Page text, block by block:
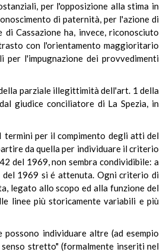
per l'opposizione alla stima in
di paternità, per l'azione di
Cassazione ha, invece, riconosciuto
con l'orientamento maggioritario
l'impugnazione dei provvedimenti
parziale illegittimità dell'art. 1 della
giudice conciliatore di La Spezia, in
termini per il compimento degli atti del
da quella per individuare il criterio
del 1969, non sembra condividibile: a
del 1969 si é attenuta. Ogni criterio di
legato allo scopo ed alla funzione del
linee più storicamente variabili e più
individuare altre (ad esempio
stretto" (formalmente inseriti nel